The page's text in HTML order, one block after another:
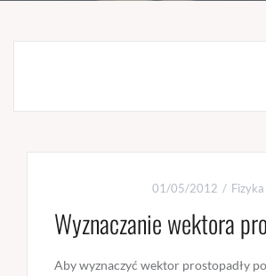
01/05/2012 Fizyka
Wyznaczanie wektora
Aby wyznaczyć wektor prostopadły